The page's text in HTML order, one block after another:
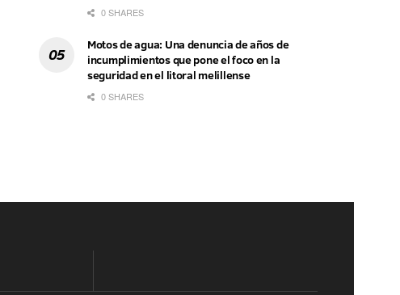
0 SHARES
Motos de agua: Una denuncia de años de
incumplimientos que pone el foco en la
seguridad en el litoral melillense
0 SHARES